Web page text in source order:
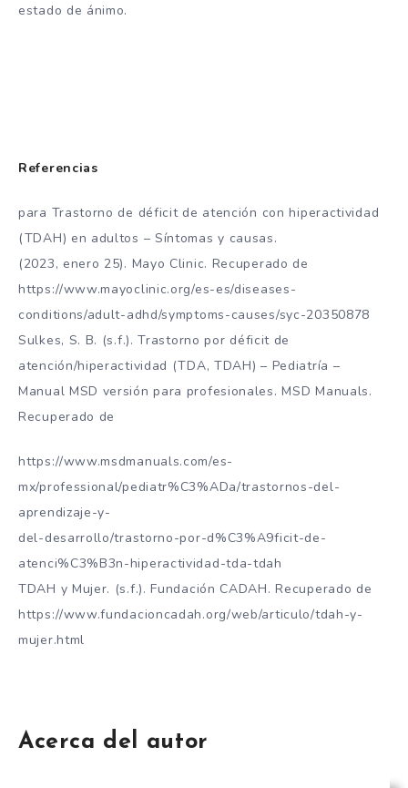
estado de ánimo.
Referencias
para Trastorno de déficit de atención con hiperactividad
(TDAH) en adultos – Síntomas y causas.
(2023, enero 25). Mayo Clinic. Recuperado de
https://www.mayoclinic.org/es-es/diseases-
conditions/adult-adhd/symptoms-causes/syc-20350878
Sulkes, S. B. (s.f.). Trastorno por déficit de
atención/hiperactividad (TDA, TDAH) – Pediatría –
Manual MSD versión para profesionales. MSD Manuals.
Recuperado de
https://www.msdmanuals.com/es-
mx/professional/pediatr%C3%ADa/trastornos-del-
aprendizaje-y-
del-desarrollo/trastorno-por-d%C3%A9ficit-de-
atenci%C3%B3n-hiperactividad-tda-tdah
TDAH y Mujer. (s.f.). Fundación CADAH. Recuperado de
https://www.fundacioncadah.org/web/articulo/tdah-y-
mujer.html
Acerca del autor